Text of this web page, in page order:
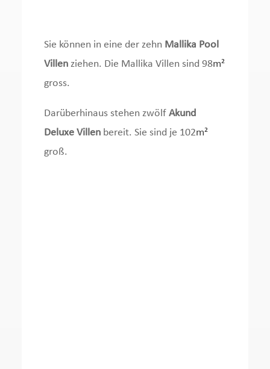
Sie können in eine der zehn Mallika Pool
Villen ziehen. Die Mallika Villen sind 98m²
gross.
Darüberhinaus stehen zwölfAkund
Deluxe Villen bereit. Sie sind je 102m²
groß.